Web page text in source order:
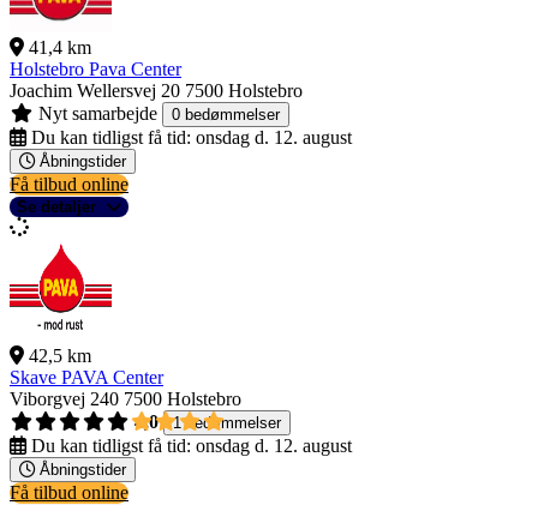
41,4 km
Holstebro Pava Center
Joachim Wellersvej 20 7500 Holstebro
Nyt samarbejde
0 bedømmelser
Du kan tidligst få tid: onsdag d. 12. august
Åbningstider
Få tilbud online
Se detaljer
42,5 km
Skave PAVA Center
Viborgvej 240 7500 Holstebro
4,0
1 bedømmelser
Du kan tidligst få tid: onsdag d. 12. august
Åbningstider
Få tilbud online